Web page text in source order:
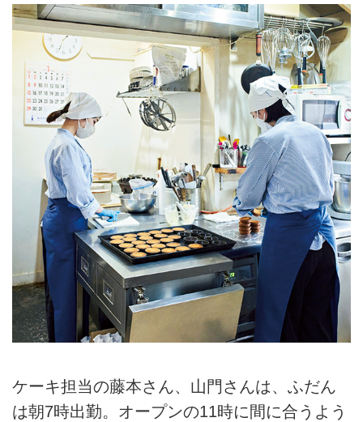
ケーキ担当の藤本さん、山門さんは、ふだん
は朝7時出勤。オープンの11時に間に合うよう